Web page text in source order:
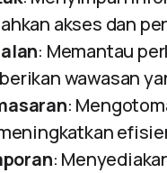
akses dan
: Memantau
wawasan
:
: